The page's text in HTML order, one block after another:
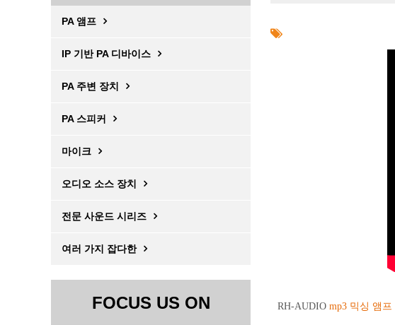
PA 앰프
IP 기반 PA 디바이스
PA 주변 장치
PA 스피커
마이크
오디오 소스 장치
전문 사운드 시리즈
여러 가지 잡다한
FOCUS US ON RH-AUDIO mp3 믹싱 앰프